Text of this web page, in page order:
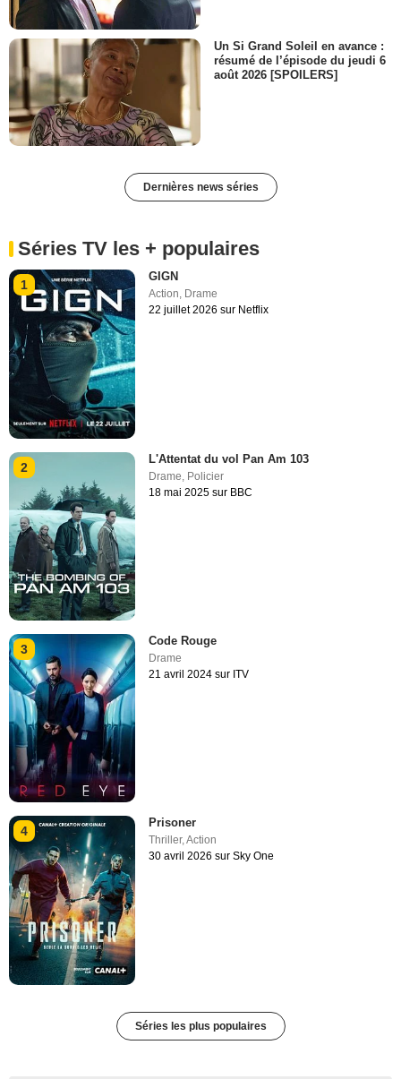
Un Si Grand Soleil en avance :
résumé de l’épisode du jeudi 6
août 2026 [SPOILERS]
Dernières news séries
Séries TV les + populaires
1
GIGN
Action, Drame
22 juillet 2026 sur Netflix
2
L'Attentat du vol Pan Am 103
Drame Policier
18 mai 2025 sur BBC
3
Code Rouge
Drame
21 avril 2024 sur ITV
4
Prisoner
Thriller,Action
30 avril 2026 sur Sky One
Séries les plus populaires